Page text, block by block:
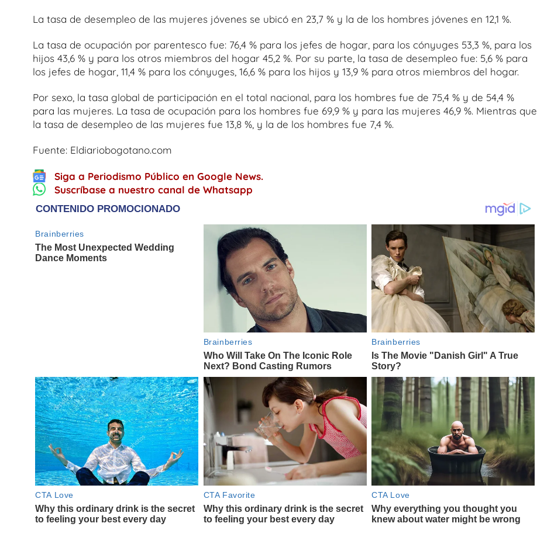
La tasa de desempleo de las mujeres jóvenes se ubicó en 23,7 % y la de los hombres jóvenes en 12,1 %.
La tasa de ocupación por parentesco fue: 76,4 % para los jefes de hogar, para los cónyuges 53,3 %, para los
hijos 43,6 % y para los otros miembros del hogar 45,2 %. Por su parte, la tasa de desempleo fue: 5,6 % para
los jefes de hogar, 11,4 % para los cónyuges, 16,6 % para los hijos y 13,9 % para otros miembros del hogar.
Por sexo, la tasa global de participación en el total nacional, para los hombres fue de 75,4 % y de 54,4 %
para las mujeres. La tasa de ocupación para los hombres fue 69,9 % y para las mujeres 46,9 %. Mientras que
la tasa de desempleo de las mujeres fue 13,8 %, y la de los hombres fue 7,4 %.
Fuente: Eldiariobogotano.com
Siga a Periodismo Público en Google News.
Suscríbase a nuestro canal de Whatsapp